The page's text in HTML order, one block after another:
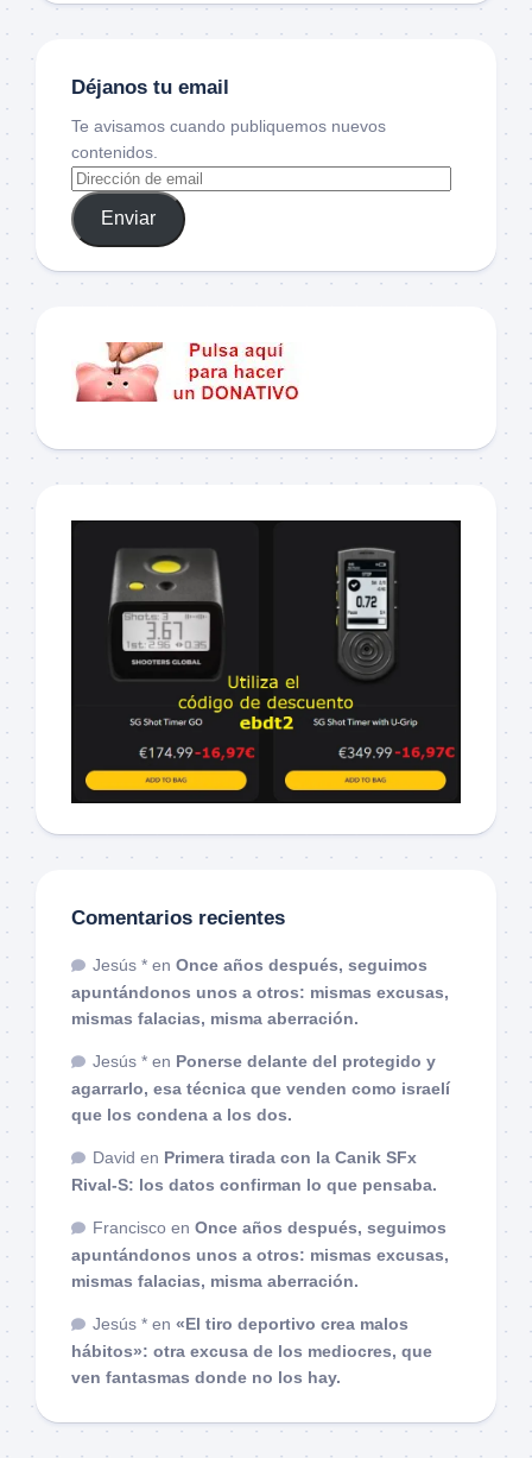
Déjanos tu email
Te avisamos cuando publiquemos nuevos
contenidos.
Enviar
Comentarios recientes
Jesús * en Once años después, seguimos
apuntándonos unos a otros: mismas excusas,
mismas falacias, misma aberración.
Jesús * en Ponerse delante del protegido y
agarrarlo, esa técnica que venden como israelí
que los condena a los dos.
David en Primera tirada con la Canik SFx
Rival-S: los datos confirman lo que pensaba.
Francisco en Once años después, seguimos
apuntándonos unos a otros: mismas excusas,
mismas falacias, misma aberración.
Jesús * en «El tiro deportivo crea malos
hábitos»: otra excusa de los mediocres, que
ven fantasmas donde no los hay.